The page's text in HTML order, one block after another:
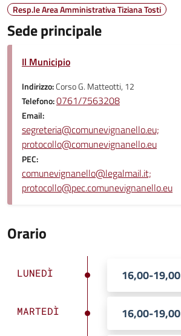
Resp.le Area Amministrativa Tiziana Tosti
Sede principale
Il Municipio
Indirizzo:Corso G. Matteotti, 12
Telefono:0761/7563208
Email:
segreteria@comunevignanello.eu;
protocollo@comunevignanello.eu
PEC:
comunevignanello@legalmail.it;
protocollo@pec.comunevignanello.eu
Orario
LUNEDÌ 16,00-19,00
MARTEDÌ 16,00-19,00